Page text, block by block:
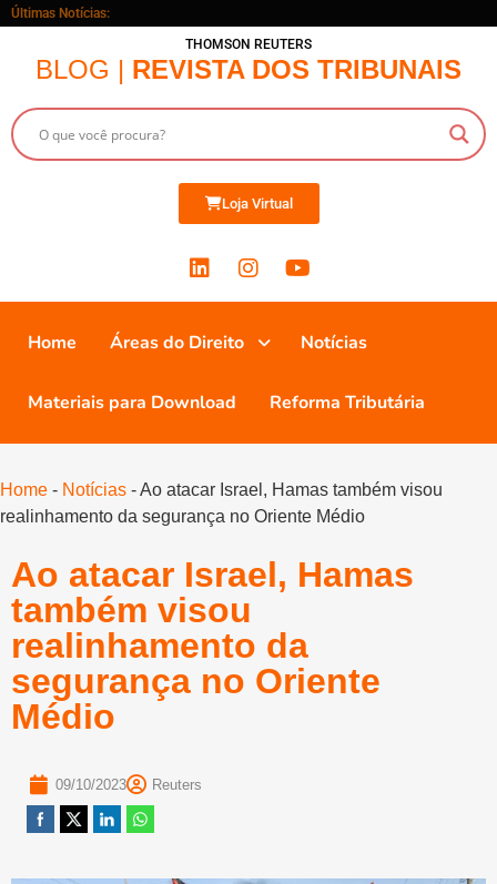
Últimas Notícias:
THOMSON REUTERS
BLOG | REVISTA DOS TRIBUNAIS
Loja Virtual
Home Áreas do Direito Notícias
Materiais para Download Reforma Tributária
Home - Notícias -Ao atacar Israel, Hamas também visou
realinhamento da segurança no Oriente Médio
Ao atacar Israel, Hamas
também visou
realinhamento da
segurança no Oriente
Médio
09/10/2023 Reuters